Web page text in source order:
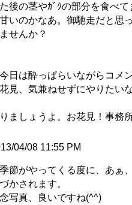
後の茎やｶﾞｸの部分を食べ
いのかなあ。御馳走だと思
せんか？
日は酔っぱらいながらコメ
見、気兼ねせずにやりたい
ましょうよ。お花見！事務
04/08 11:55 PM
節がやってくる度に、あぁ
かされます。
写真、良いですね(^^)